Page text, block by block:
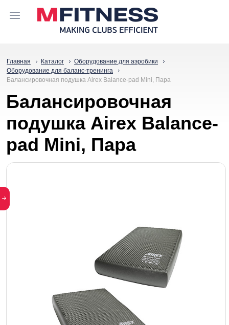
Главная Каталог
Оборудование для аэробики
Оборудование для баланс-тренинга
Балансировочная подушка Airex Balance-pad Mini, Пара
Балансировочная
подушка Airex Balance-
pad Mini, Пара